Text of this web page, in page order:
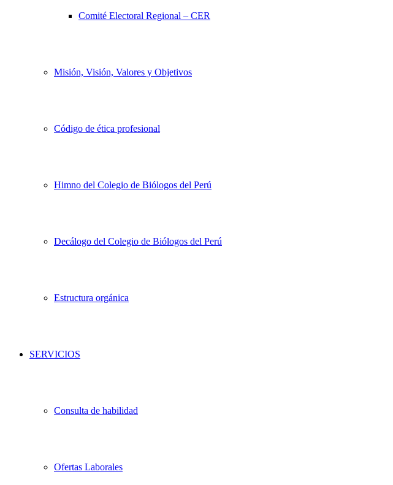
Comité Electoral Regional – CER
Misión, Visión, Valores y Objetivos
Código de ética profesional
Himno del Colegio de Biólogos del Perú
Decálogo del Colegio de Biólogos del Perú
Estructura orgánica
SERVICIOS
Consulta de habilidad
Ofertas Laborales